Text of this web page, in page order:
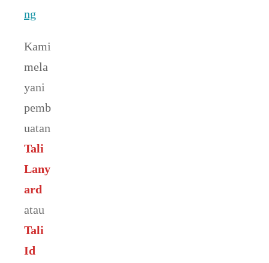
ng
Kami
mela
yani
pemb
uatan
Tali
Lany
ard
atau
Tali
Id